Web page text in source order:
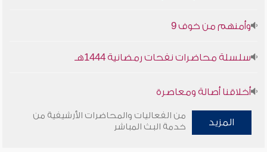
وأمنهم من خوف 9
سلسلة محاضرات نفحات رمضانية 1444هـ
أخلاقنا أصالة ومعاصرة
وأمنهم من خوف 9
المزيد
من الفعاليات والمحاضرات الأرشيفية من
خدمة البث المباشر